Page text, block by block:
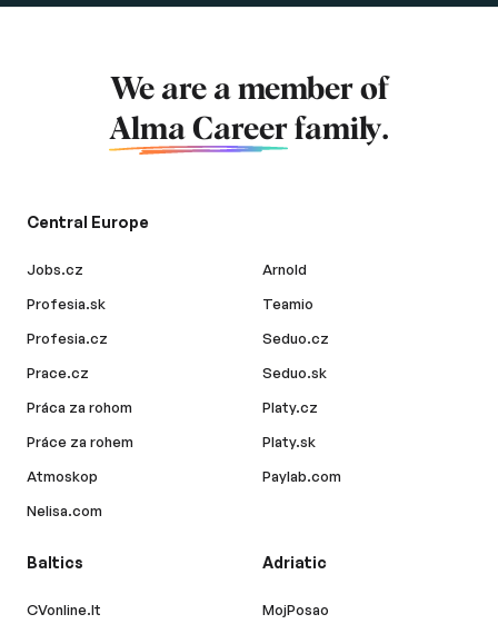
We are a member of
Alma Career family.
Central Europe
Jobs.cz
Profesia.sk
Profesia.cz
Prace.cz
Práca za rohom
Práce za rohem
Atmoskop
Nelisa.com
Arnold
Teamio
Seduo.cz
Seduo.sk
Platy.cz
Platy.sk
Paylab.com
Baltics
CVonline.lt
Adriatic
MojPosao